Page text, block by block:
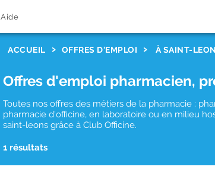
Aide
ACCUEIL OFFRES D'EMPLOI À SAINT-
Offres d'emploi pharmacien,
Toutes nos offres des métiers de la pharmacie :
pharmacie d'officine, en laboratoire ou en milieu
saint-leons grâce à Club Officine.
1 résultats